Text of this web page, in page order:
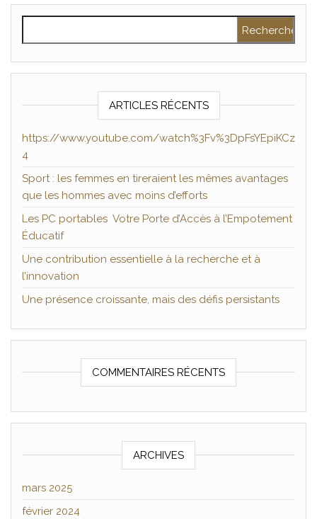
ARTICLES RÉCENTS
https://www.youtube.com/watch%3Fv%3DpFsYEpiKCz
4
Sport : les femmes en tireraient les mêmes avantages
que les hommes avec moins d’efforts
Les PC portables Votre Porte d’Accès à l’Empotement
Éducatif
Une contribution essentielle à la recherche et à
l’innovation
Une présence croissante, mais des défis persistants
COMMENTAIRES RÉCENTS
ARCHIVES
mars 2025
février 2024